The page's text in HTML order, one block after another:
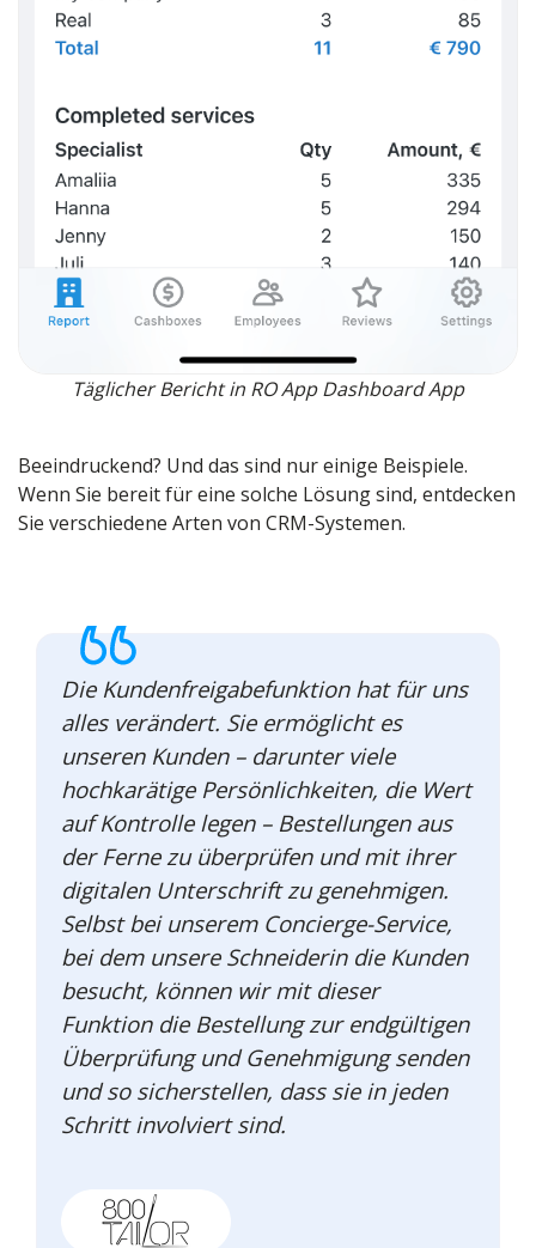
Täglicher Bericht in RO App Dashboard App
Beeindruckend? Und das sind nur einige Beispiele.
Wenn Sie bereit für eine solche Lösung sind, entdecken
Sie verschiedene Arten von CRM-Systemen.
Die Kundenfreigabefunktion hat für uns
alles verändert. Sie ermöglicht es
unseren Kunden – darunter viele
hochkarätige Persönlichkeiten, die Wert
auf Kontrolle legen – Bestellungen aus
der Ferne zu überprüfen und mit ihrer
digitalen Unterschrift zu genehmigen.
Selbst bei unserem Concierge-Service,
bei dem unsere Schneiderin die Kunden
besucht, können wir mit dieser
Funktion die Bestellung zur endgültigen
Überprüfung und Genehmigung senden
und so sicherstellen, dass sie in jeden
Schritt involviert sind.